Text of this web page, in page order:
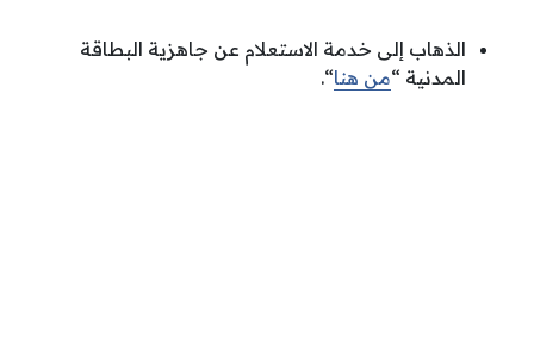
الذهاب إلى خدمة الاستعلام عن جاهزية البطاقة
المدنية “من هنا“.